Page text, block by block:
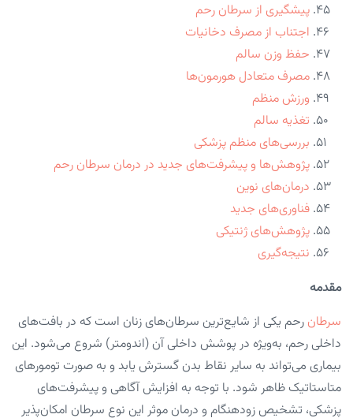
پیشگیری از سرطان رحم
اجتناب از مصرف دخانیات
حفظ وزن سالم
مصرف متعادل هورمون‌ها
ورزش منظم
تغذیه سالم
بررسی‌های منظم پزشکی
پژوهش‌ها و پیشرفت‌های جدید در درمان سرطان رحم
درمان‌های نوین
فناوری‌های جدید
پژوهش‌های ژنتیکی
نتیجه‌گیری
مقدمه
سرطان رحم یکی از شایع‌ترین سرطان‌های زنان است که در بافت‌های
داخلی رحم، به‌ویژه در پوشش داخلی آن (اندومتر) شروع می‌شود. این
بیماری می‌تواند به سایر نقاط بدن گسترش یابد و به صورت تومورهای
متاستاتیک ظاهر شود. با توجه به افزایش آگاهی و پیشرفت‌های
پزشکی، تشخیص زودهنگام و درمان موثر این نوع سرطان امکان‌پذیر